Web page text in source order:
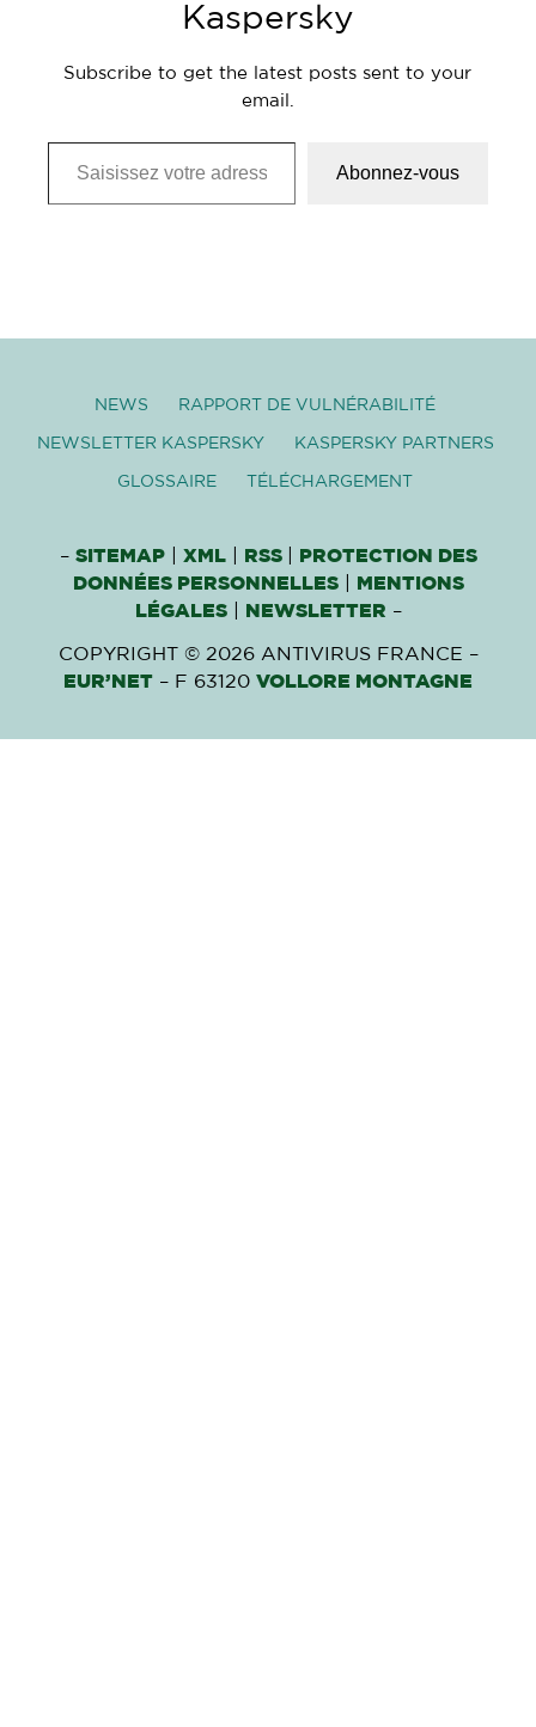
Kaspersky
Subscribe to get the latest posts sent to your
email.
Saisissez votre adresse e-mail…
Abonnez-vous
NEWS RAPPORT DE VULNÉRABILITÉ
NEWSLETTER KASPERSKY KASPERSKY PARTNERS
GLOSSAIRE TÉLÉCHARGEMENT
– SITEMAP| XML| RSS
PROTECTION DES
DONNÉES PERSONNELLES|
MENTIONS
LÉGALES| NEWSLETTER –
COPYRIGHT © 2026 ANTIVIRUS FRANCE –
EUR’NET – F 63120 VOLLORE MONTAGNE